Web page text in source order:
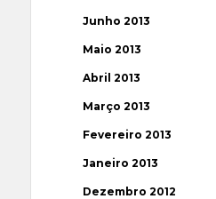
Junho 2013
Maio 2013
Abril 2013
Março 2013
Fevereiro 2013
Janeiro 2013
Dezembro 2012